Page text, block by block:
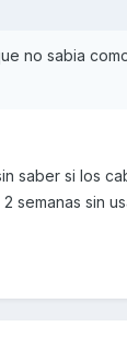
no sabia
saber si los
semanas sin